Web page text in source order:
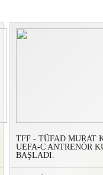
TFF - TÜFAD MURAT
UEFA-C ANTRENÖR
BAŞLADI.